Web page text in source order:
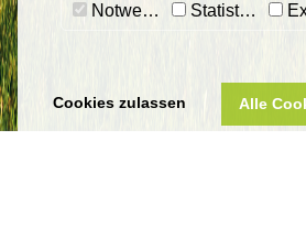
Notwendig Statistiken
Cookies zulassen Alle